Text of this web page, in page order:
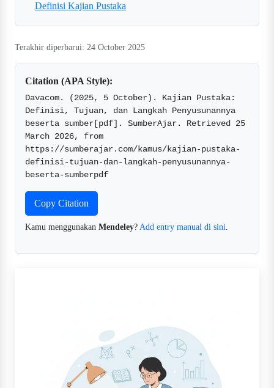
Definisi Kajian Pustaka
Terakhir diperbarui: 24 October 2025
Citation (APA Style):
Davacom. (2025, 5 October). Kajian Pustaka:
Definisi, Tujuan, dan Langkah Penyusunannya
beserta sumber[pdf]. SumberAjar. Retrieved 25
March 2026, from
https://sumberajar.com/kamus/kajian-pustaka-
definisi-tujuan-dan-langkah-penyusunannya-
beserta-sumberpdf
Copy Citation
Kamu menggunakan Mendeley? Add entry manual di sini.